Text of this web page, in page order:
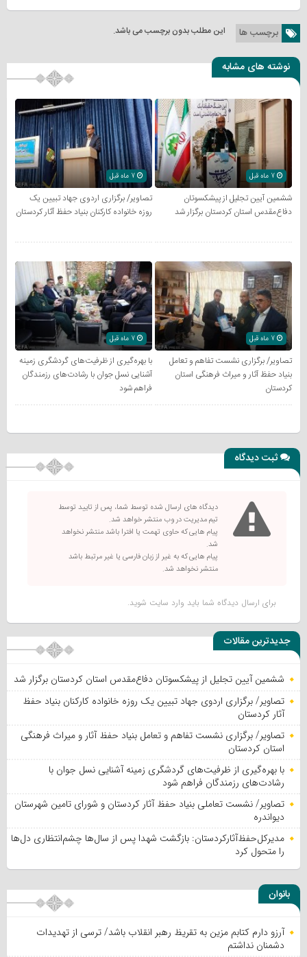
برچسب ها این مطلب بدون برچسب می باشد.
نوشته های مشابه
7 ماه قبل
ششمین آیین تجلیل از پیشکسوتان
دفاع‌مقدس استان کردستان برگزار شد
تصاویر/ برگزاری اردوی جهاد تبیین یک
روزه خانواده کارکنان بنیاد حفظ آثار کردستان
7 ماه قبل
تصاویر/ برگزاری نشست تفاهم و تعامل
بنیاد حفظ آثار و میراث فرهنگی استان
کردستان
با بهره‌گیری از ظرفیت‌های گردشگری زمینه
آشنایی نسل جوان با رشادت‌های رزمندگان
فراهم شود
ثبت دیدگاه
دیدگاه های ارسال شده توسط شما، پس از تایید توسط
تیم مدیریت در وب منتشر خواهد شد.
پیام هایی که حاوی تهمت یا افترا باشد منتشر نخواهد
شد.
پیام هایی که به غیر از زبان فارسی یا غیر مرتبط باشد
منتشر نخواهد شد.
برای ارسال دیدگاه شما باید وارد سایت شوید.
جدیدترین مقالات
ششمین آیین تجلیل از پیشکسوتان دفاع‌مقدس استان کردستان برگزار شد
تصاویر/ برگزاری اردوی جهاد تبیین یک روزه خانواده کارکنان بنیاد حفظ
آثار کردستان
تصاویر/ برگزاری نشست تفاهم و تعامل بنیاد حفظ آثار و میراث فرهنگی
استان کردستان
با بهره‌گیری از ظرفیت‌های گردشگری زمینه آشنایی نسل جوان با
رشادت‌های رزمندگان فراهم شود
تصاویر/ نشست تعاملی بنیاد حفظ آثار کردستان و شورای تامین شهرستان
دیواندره
مدیرکل‌حفظ‌آثارکردستان: بازگشت شهدا پس از سال‌ها چشم‌انتظاری دل‌ها
را متحول کرد
بانوان
آرزو دارم کتابم مزین به تقریظ رهبر انقلاب باشد/ ترسی از تهدیدات
دشمنان نداشتم